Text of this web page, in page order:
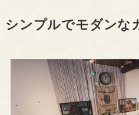
シンプルでモダンな